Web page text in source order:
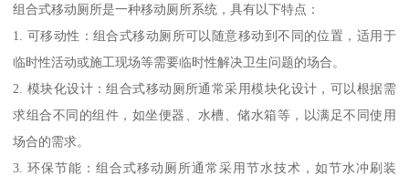
组合式移动厕所是一种移动厕所系统，具有以下特点：
1. 可移动性：组合式移动厕所可以随意移动到不同的位置，适用于
临时性活动或施工现场等需要临时性解决卫生问题的场合。
2. 模块化设计：组合式移动厕所通常采用模块化设计，可以根据需
求组合不同的组件，如坐便器、水槽、储水箱等，以满足不同使用
场合的需求。
3. 环保节能：组合式移动厕所通常采用节水技术，如节水冲刷装